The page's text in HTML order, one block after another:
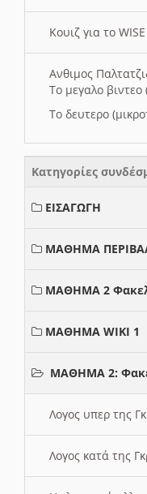
Κουιζ για το WISE
Ανθιμος
Το μεγαλο
Το δευτερο
Κατηγορίες
ΕΙΣΑΓΩΓΗ
ΜΑΘΗΜΑ
ΜΑΘΗΜΑ 2
ΜΑΘΗΜΑ WIKI 1
ΜΑΘΗΜΑ 2:
Λογος υπερ της
Λογος κατά της